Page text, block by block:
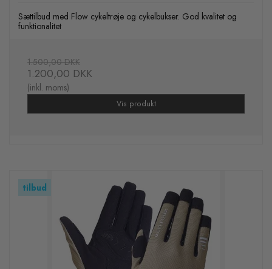
Sættilbud med Flow cykeltrøje og cykelbukser. God kvalitet og
funktionalitet
1.500,00 DKK
1.200,00 DKK
(inkl. moms)
Vis produkt
tilbud